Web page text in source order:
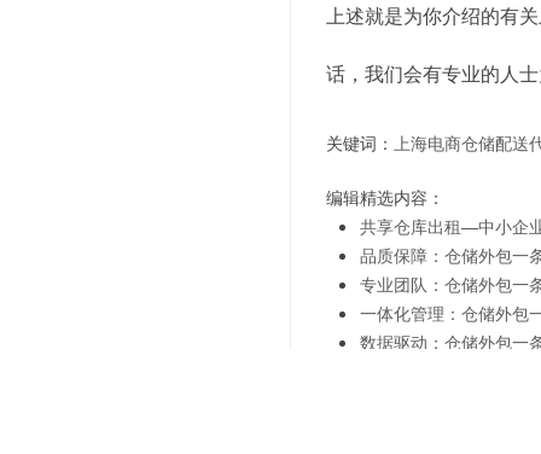
上述就是为你介绍的有
话，我们会有专业的人
关键词： 上海电商仓储配送
编辑精选内容：
共享仓库出租—中小企
品质保障：仓储外包一
专业团队：仓储外包一
一体化管理：仓储外包
数据驱动：仓储外包一